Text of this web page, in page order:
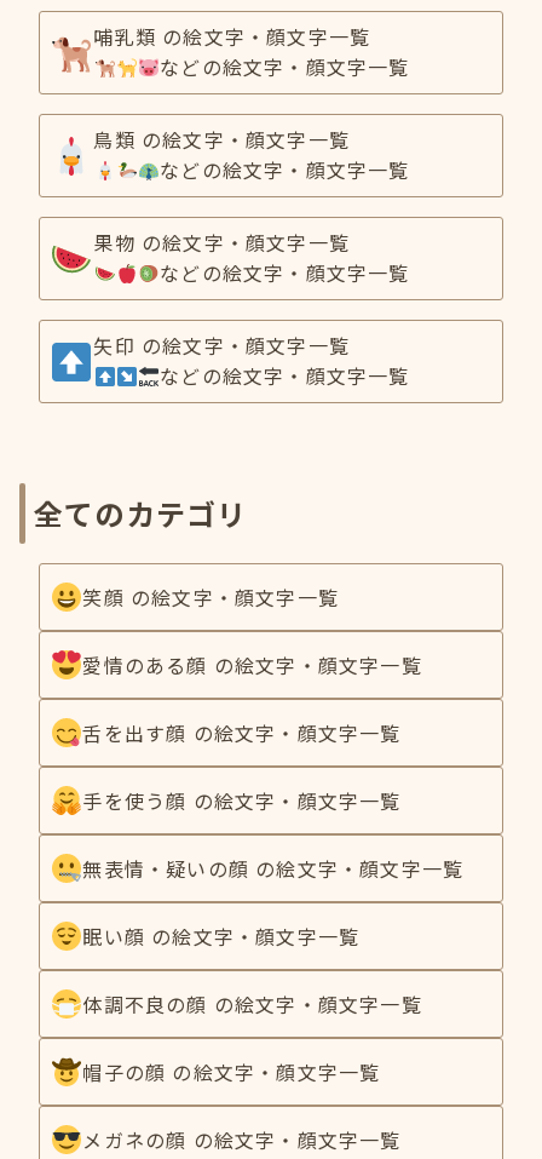
哺乳類 の絵文字・顔文字一覧
などの絵文字・顔文字一覧
鳥類 の絵文字・顔文字一覧
などの絵文字・顔文字一覧
果物 の絵文字・顔文字一覧
などの絵文字・顔文字一覧
矢印 の絵文字・顔文字一覧
などの絵文字・顔文字一覧
全てのカテゴリ
笑顔 の絵文字・顔文字一覧
愛情のある顔 の絵文字・顔文字一覧
舌を出す顔 の絵文字・顔文字一覧
手を使う顔 の絵文字・顔文字一覧
無表情・疑いの顔 の絵文字・顔文字一覧
眠い顔 の絵文字・顔文字一覧
体調不良の顔 の絵文字・顔文字一覧
帽子の顔 の絵文字・顔文字一覧
メガネの顔 の絵文字・顔文字一覧